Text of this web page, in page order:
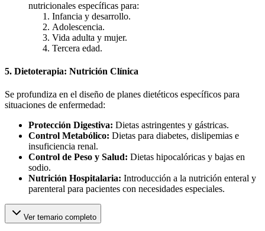
nutricionales específicas para:
Infancia y desarrollo.
Adolescencia.
Vida adulta y mujer.
Tercera edad.
5. Dietoterapia: Nutrición Clínica
Se profundiza en el diseño de planes dietéticos específicos para
situaciones de enfermedad:
Protección Digestiva: Dietas astringentes y gástricas.
Control Metabólico: Dietas para diabetes, dislipemias e
insuficiencia renal.
Control de Peso y Salud: Dietas hipocalóricas y bajas en
sodio.
Nutrición Hospitalaria: Introducción a la nutrición enteral y
parenteral para pacientes con necesidades especiales.
Ver temario completo